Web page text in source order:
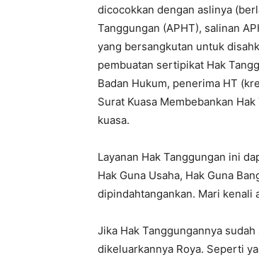
dicocokkan dengan aslinya
Tanggungan (APHT), salinan
yang bersangkutan untuk
pembuatan sertipikat Hak
Badan Hukum, penerima HT
Surat Kuasa Membebankan
kuasa.
Layanan Hak Tanggungan ini
Hak Guna Usaha, Hak Guna
dipindahtangankan. Mari kenali
Jika Hak Tanggungannya
dikeluarkannya Roya. Seperti